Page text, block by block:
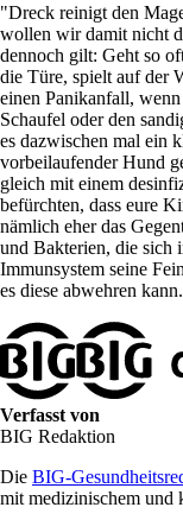
"Dreck reinigt den
wollen wir damit nicht
dennoch gilt: Geht so
die Türe, spielt auf der
einen Panikanfall,
Schaufel oder den
es dazwischen mal ein
vorbeilaufender Hund
gleich mit einem
befürchten, dass eure
nämlich eher das
und Bakterien, die sich
Immunsystem seine
es diese abwehren kann.
Verfasst von
BIG Redaktion
Die BIG-
mit medizinischem und